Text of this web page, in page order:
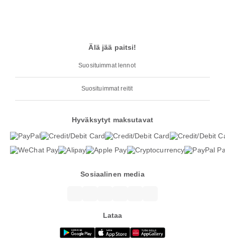
Älä jää paitsi!
Suosituimmat lennot
Suosituimmat reitit
Hyväksytyt maksutavat
Sosiaalinen media
Lataa